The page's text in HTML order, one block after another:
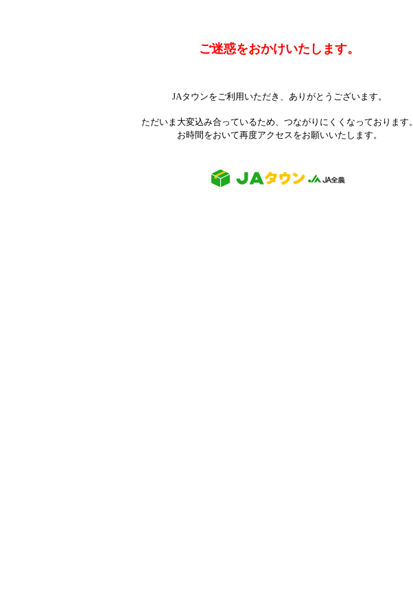
ご迷惑をおかけいたします。
JAタウンをご利用いただき、ありがとうございます。
ただいま大変込み合っているため、つながりにくくなっております。
お時間をおいて再度アクセスをお願いいたします。